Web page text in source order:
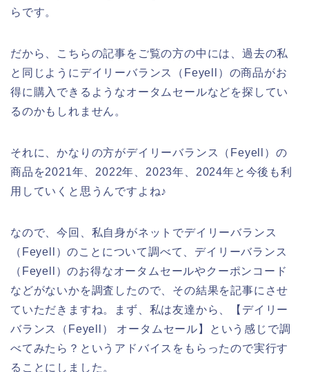
らです。
だから、こちらの記事をご覧の方の中には、過去の私
と同じようにデイリーバランス（Feyell）の商品がお
得に購入できるようなオータムセールなどを探してい
るのかもしれません。
それに、かなりの方がデイリーバランス（Feyell）の
商品を2021年、2022年、2023年、2024年と今後も利
用していくと思うんですよね♪
なので、今回、私自身がネットでデイリーバランス
（Feyell）のことについて調べて、デイリーバランス
（Feyell）のお得なオータムセールやクーポンコード
などがないかを調査したので、その結果を記事にさせ
ていただきますね。まず、私は友達から、【デイリー
バランス（Feyell） オータムセール】という感じで調
べてみたら？というアドバイスをもらったので実行す
ることにしました。